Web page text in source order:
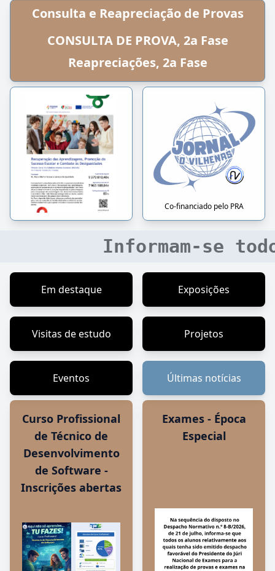
Consulta e Reapreciação de Provas
CONSULTA DE PROVA, 2a Fase
Reapreciações, 2a Fase
Co-financiado pelo PRA
Informam-se todos os
Em destaque Exposições
Visitas de estudo Projetos
Eventos Últimas notícias
Curso Profissional
de Técnico de
Desenvolvimento
de Software -
Inscrições abertas
Exames - Época
Especial